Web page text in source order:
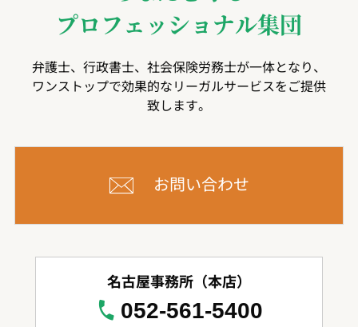
プロフェッショナル集団
弁護士、行政書士、社会保険労務士が一体となり、
ワンストップで効果的なリーガルサービスをご提供
致します。
お問い合わせ
名古屋事務所（本店）
052-561-5400